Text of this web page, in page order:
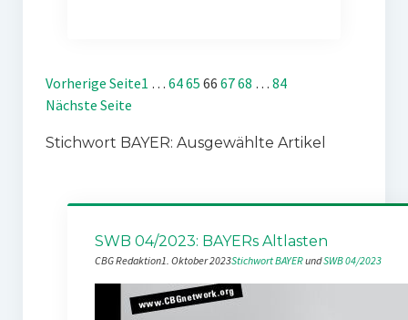
Vorherige Seite1 … 6465 66 6768 … 84
Nächste Seite
Stichwort BAYER: Ausgewählte Artikel
SWB 04/2023: BAYERs Altlasten
CBG Redaktion1. Oktober 2023Stichwort BAYER und SWB 04/2023